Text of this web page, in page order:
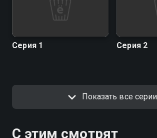
Серия 1 Серия 2
Показать все серии
С этим смотрят